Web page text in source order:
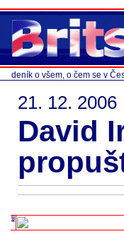
deník o všem, o čem se v
21. 12. 2006
David